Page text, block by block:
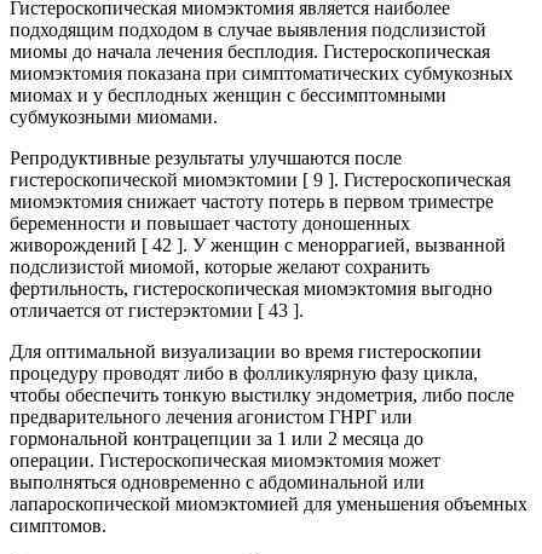
Гистероскопическая миомэктомия является наиболее
подходящим подходом в случае выявления подслизистой
миомы до начала лечения бесплодия. Гистероскопическая
миомэктомия показана при симптоматических субмукозных
миомах и у бесплодных женщин с бессимптомными
субмукозными миомами.
Репродуктивные результаты улучшаются после
гистероскопической миомэктомии [ 9 ]. Гистероскопическая
миомэктомия снижает частоту потерь в первом триместре
беременности и повышает частоту доношенных
живорождений [ 42 ]. У женщин с меноррагией, вызванной
подслизистой миомой, которые желают сохранить
фертильность, гистероскопическая миомэктомия выгодно
отличается от гистерэктомии [ 43 ].
Для оптимальной визуализации во время гистероскопии
процедуру проводят либо в фолликулярную фазу цикла,
чтобы обеспечить тонкую выстилку эндометрия, либо после
предварительного лечения агонистом ГНРГ или
гормональной контрацепции за 1 или 2 месяца до
операции. Гистероскопическая миомэктомия может
выполняться одновременно с абдоминальной или
лапароскопической миомэктомией для уменьшения объемных
симптомов.